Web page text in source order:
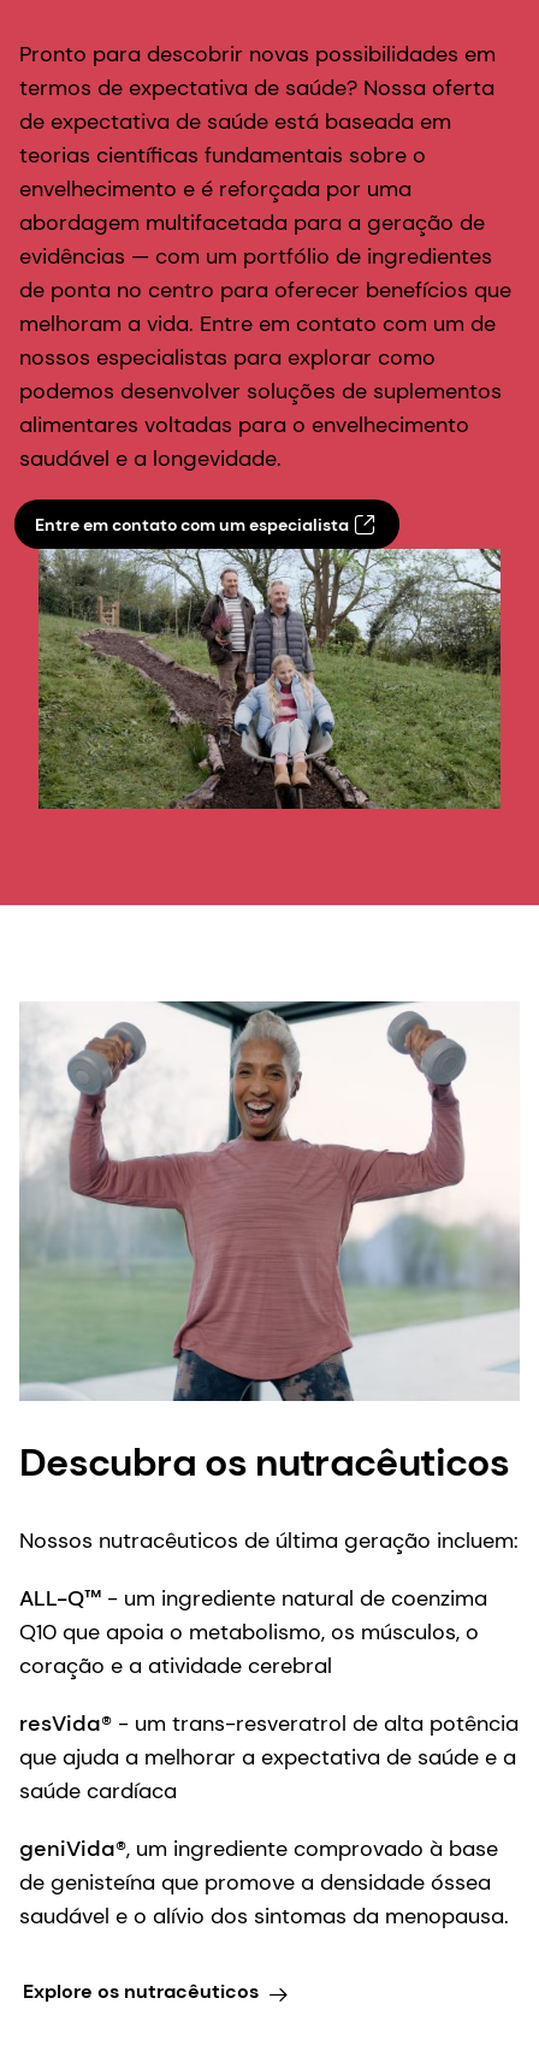
Pronto para descobrir novas possibilidades em
termos de expectativa de saúde? Nossa oferta
de expectativa de saúde está baseada em
teorias científicas fundamentais sobre o
envelhecimento e é reforçada por uma
abordagem multifacetada para a geração de
evidências — com um portfólio de ingredientes
de ponta no centro para oferecer benefícios que
melhoram a vida. Entre em contato com um de
nossos especialistas para explorar como
podemos desenvolver soluções de suplementos
alimentares voltadas para o envelhecimento
saudável e a longevidade.
Entre em contato com um especialista
Descubra os nutracêuticos
Nossos nutracêuticos de última geração incluem:
ALL-Q™ - um ingrediente natural de coenzima
Q10 que apoia o metabolismo, os músculos, o
coração e a atividade cerebral
resVida® - um trans-resveratrol de alta potência
que ajuda a melhorar a expectativa de saúde e a
saúde cardíaca
geniVida®, um ingrediente comprovado à base
de genisteína que promove a densidade óssea
saudável e o alívio dos sintomas da menopausa.
Explore os nutracêuticos